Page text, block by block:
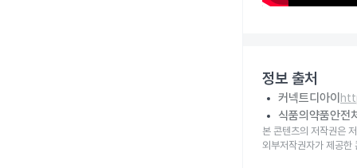
정보 출처
커넥트디아이
식품의약품안전
본 콘텐츠의 저작권은
외부저작권자가 제공한